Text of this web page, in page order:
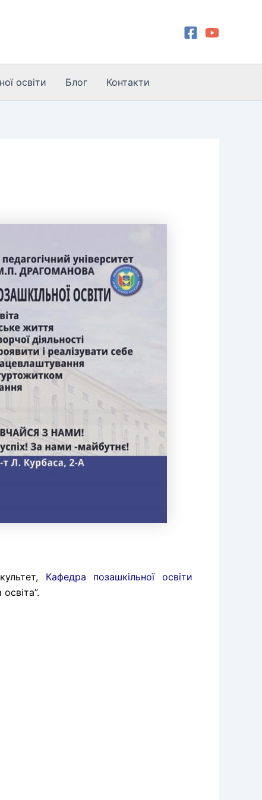
освіти Блог Контакти
Кафедра позашкільної освіти